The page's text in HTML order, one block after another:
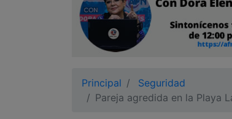
Principal
Seguridad
Pareja agredida en la Playa